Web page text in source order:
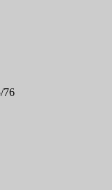
76